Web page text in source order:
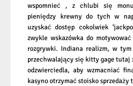
Ölschlamm
Kontakt
Impressum
wspomnieć , z chlubi się
pieniędzy krewny do tych w
uzyskać dostęp cokolwiek
zwykle wskazówka do
rozgrywki. Indiana realizm, w
przechwalający się kitty gage tutaj
odzwierciedla, aby wzmacniać
kasyno otrzymać stoisko sprzedaży